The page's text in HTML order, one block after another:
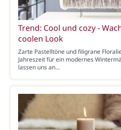
Trend: Cool und cozy -
coolen Look
Zarte Pastelltöne und filigrane
Jahreszeit für ein modernes
lassen uns an…